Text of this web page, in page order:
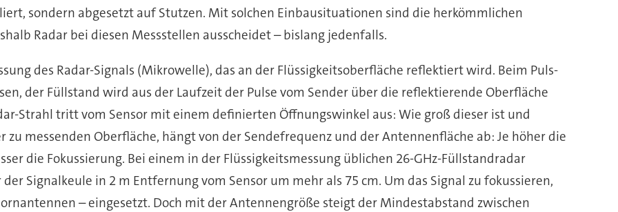
sondern abgesetzt auf Stutzen. Mit solchen Einbausituationen sind die herkömmlichen
Radar bei diesen Messstellen ausscheidet – bislang jedenfalls.
des Radar-Signals (Mikrowelle), das an der Flüssigkeitsoberfläche reflektiert wird. Beim Puls-
der Füllstand wird aus der Laufzeit der Pulse vom Sender über die reflektierende Oberfläche
Strahl tritt vom Sensor mit einem definierten Öffnungswinkel aus: Wie groß dieser ist und
zu messenden Oberfläche, hängt von der Sendefrequenz und der Antennenfläche ab: Je höher die
die Fokussierung. Bei einem in der Flüssigkeitsmessung üblichen 26-GHz-Füllstandradar
Signalkeule in 2 m Entfernung vom Sensor um mehr als 75 cm. Um das Signal zu fokussieren,
– eingesetzt. Doch mit der Antennengröße steigt der Mindestabstand zwischen